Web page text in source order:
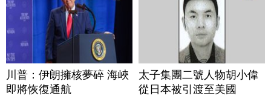
川普：伊朗擁核夢碎 海峽
即將恢復通航
太子集團二號人物胡小偉
從日本被引渡至美國